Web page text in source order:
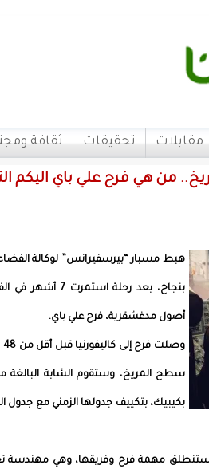
مقابلات تحقيقات ثقافة
من هي فرح علي باي اليكم
هبط مسبار “بيرسفيرانس” لوكالة
بنجاح، بعد رحلة
أصول مدغشقرية، فرح علي باي.
بكيبيك، بتكييف جدولها الزمني مع جدول
مهمة فرح وفريقها، وهي مهندسة